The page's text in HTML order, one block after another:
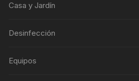
Casa y Jardín
Desinfección
Equipos